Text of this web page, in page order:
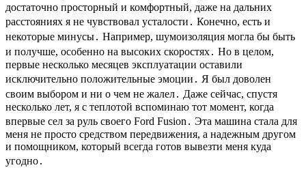
достаточно просторный и комфортный, даже на дальних
расстояниях я не чувствовал усталости․ Конечно, есть и
некоторые минусы․ Например, шумоизоляция могла бы быть
и получше, особенно на высоких скоростях․ Но в целом,
первые несколько месяцев эксплуатации оставили
исключительно положительные эмоции․ Я был доволен
своим выбором и ни о чем не жалел․ Даже сейчас, спустя
несколько лет, я с теплотой вспоминаю тот момент, когда
впервые сел за руль своего Ford Fusion․ Эта машина стала для
меня не просто средством передвижения, а надежным другом
и помощником, который всегда готов вывезти меня куда
угодно․